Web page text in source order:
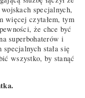
specjalnych,
więcej czytałem, tym
że chce być
superbohaterów i
stała się
wszystko, by stanąć